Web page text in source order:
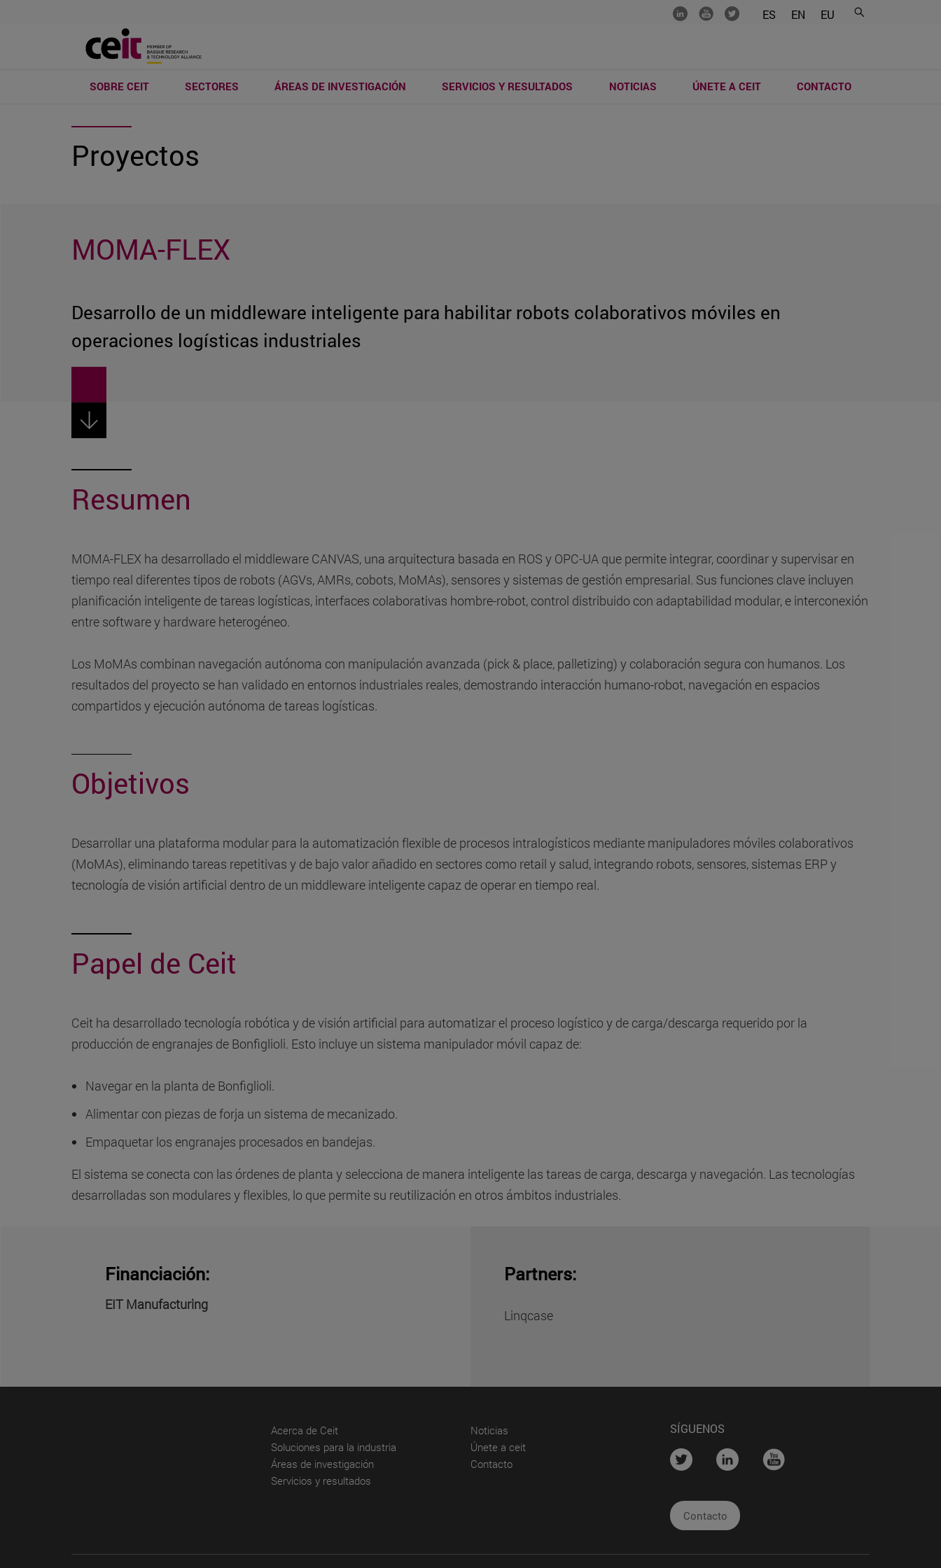
ES EN EU
....... ....... .......
SOBRE CEIT SECTORES ÁREAS DE INVESTIGACIÓN SERVICIOS Y RESULTADOS NOTICIAS ÚNETE A CEIT CONTACTO
Proyectos
MOMA-FLEX
Desarrollo de un middleware inteligente para habilitar robots colaborativos móviles en
operaciones logísticas industriales
Resumen
MOMA-FLEX ha desarrollado el middleware CANVAS, una arquitectura basada en ROS y OPC-UA que permite integrar, coordinar y supervisar en
tiempo real diferentes tipos de robots (AGVs, AMRs, cobots, MoMAs), sensores y sistemas de gestión empresarial. Sus funciones clave incluyen
planificación inteligente de tareas logísticas, interfaces colaborativas hombre-robot, control distribuido con adaptabilidad modular, e interconexión
entre software y hardware heterogéneo.
Los MoMAs combinan navegación autónoma con manipulación avanzada (pick & place, palletizing) y colaboración segura con humanos. Los
resultados del proyecto se han validado en entornos industriales reales, demostrando interacción humano-robot, navegación en espacios
compartidos y ejecución autónoma de tareas logísticas.
Objetivos
Desarrollar una plataforma modular para la automatización flexible de procesos intralogísticos mediante manipuladores móviles colaborativos
(MoMAs), eliminando tareas repetitivas y de bajo valor añadido en sectores como retail y salud, integrando robots, sensores, sistemas ERP y
tecnología de visión artificial dentro de un middleware inteligente capaz de operar en tiempo real.
Papel de Ceit
Ceit ha desarrollado tecnología robótica y de visión artificial para automatizar el proceso logístico y de carga/descarga requerido por la
producción de engranajes de Bonfiglioli. Esto incluye un sistema manipulador móvil capaz de:
Navegar en la planta de Bonfiglioli.
Alimentar con piezas de forja un sistema de mecanizado.
Empaquetar los engranajes procesados en bandejas.
El sistema se conecta con las órdenes de planta y selecciona de manera inteligente las tareas de carga, descarga y navegación. Las tecnologías
desarrolladas son modulares y flexibles, lo que permite su reutilización en otros ámbitos industriales.
Financiación:
EIT Manufacturing
Partners:
Linqcase
Acerca de Ceit(abre en nueva ventana)
Soluciones para la industria (abre en nueva ventana)
Áreas de investigación (abre en nueva ventana)
Servicios y resultados
Noticias
Únete a ceit(abre en nueva ventana)
Contacto(abre en nueva ventana)
SÍGUENOS
.... .... ....
Contacto